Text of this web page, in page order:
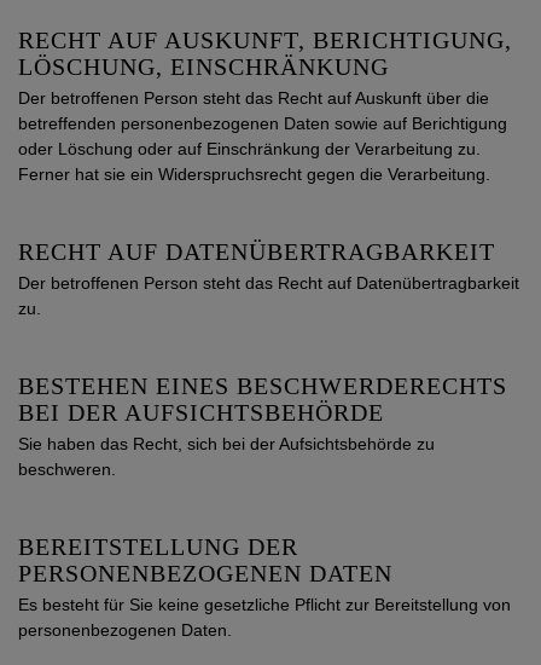
RECHT AUF AUSKUNFT, BERICHTIGUNG,
LÖSCHUNG, EINSCHRÄNKUNG
Der betroffenen Person steht das Recht auf Auskunft über die
betreffenden personenbezogenen Daten sowie auf Berichtigung
oder Löschung oder auf Einschränkung der Verarbeitung zu.
Ferner hat sie ein Widerspruchsrecht gegen die Verarbeitung.
RECHT AUF DATENÜBERTRAGBARKEIT
Der betroffenen Person steht das Recht auf Datenübertragbarkeit
zu.
BESTEHEN EINES BESCHWERDERECHTS
BEI DER AUFSICHTSBEHÖRDE
Sie haben das Recht, sich bei der Aufsichtsbehörde zu
beschweren.
BEREITSTELLUNG DER
PERSONENBEZOGENEN DATEN
Es besteht für Sie keine gesetzliche Pflicht zur Bereitstellung von
personenbezogenen Daten.